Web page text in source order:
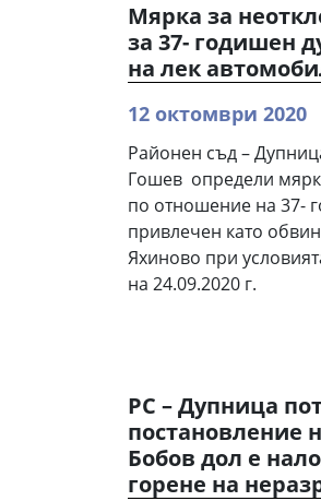
Мярка за
за 37- годишен
на лек
12 октомври 2020
Районен съд –
Гошев определи
по отношение на 37-
привлечен като
Яхиново при
на 24.09.2020 г.
РС – Дупница
постановление
Бобов дол е
горене на